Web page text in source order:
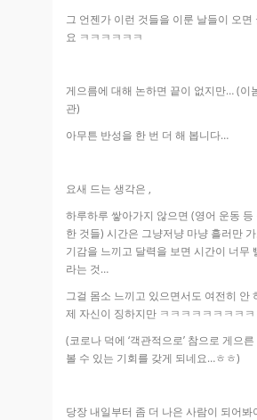
그 언젠가 이런 것들을 이룬 날들이 오면
요 ㅋㅋㅋㅋㅋㅋ
게으름에 대해 논하면 끝이 없지만… (이
관)
아무튼 반성을 한 번 더 해 봅니다…
요새 드는 생각은 ,
하루하루 쌓아가지 않으면 (영어 운동 등
한 것들) 시간은 그냥저냥 마냥 흘러만
기감을 느끼고 달력을 보면 시간이 너무
라는 것…
그걸 몸소 느끼고 있으면서도 여전히 안
제 자신이 징하지만 ㅋㅋㅋㅋㅋㅋㅋㅋㅋ
(코로나 덕에 ‘객관적으로’ 참으로 게으
볼 수 있는 기회를 갖게 되네요…ㅎㅎ)
당장 내일부터 좀 더 나은 사람이 되어봐